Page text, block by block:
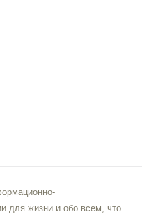
для жизни и обо всем, что